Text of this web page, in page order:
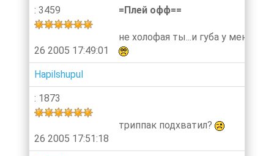
: 3459
26 2005 17:49:01
=Плей офф==
не холофая ты...и губа у меня не
Hapilshupul
: 1873
26 2005 17:51:18
триппак подхватил?